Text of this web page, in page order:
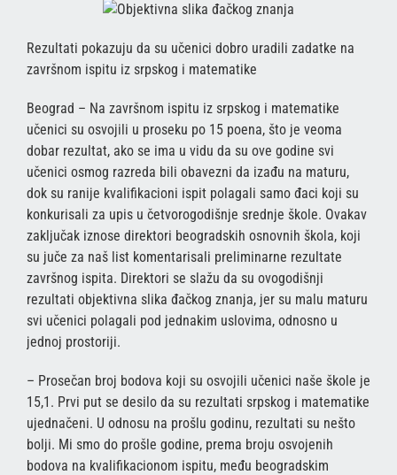
Rezultati pokazuju da su učenici dobro uradili zadatke na
završnom ispitu iz srpskog i matematike
Beograd – Na završnom ispitu iz srpskog i matematike
učenici su osvojili u proseku po 15 poena, što je veoma
dobar rezultat, ako se ima u vidu da su ove godine svi
učenici osmog razreda bili obavezni da izađu na maturu,
dok su ranije kvalifikacioni ispit polagali samo đaci koji su
konkurisali za upis u četvorogodišnje srednje škole. Ovakav
zaključak iznose direktori beogradskih osnovnih škola, koji
su juče za naš list komentarisali preliminarne rezultate
završnog ispita. Direktori se slažu da su ovogodišnji
rezultati objektivna slika đačkog znanja, jer su malu maturu
svi učenici polagali pod jednakim uslovima, odnosno u
jednoj prostoriji.
– Prosečan broj bodova koji su osvojili učenici naše škole je
15,1. Prvi put se desilo da su rezultati srpskog i matematike
ujednačeni. U odnosu na prošlu godinu, rezultati su nešto
bolji. Mi smo do prošle godine, prema broju osvojenih
bodova na kvalifikacionom ispitu, među beogradskim